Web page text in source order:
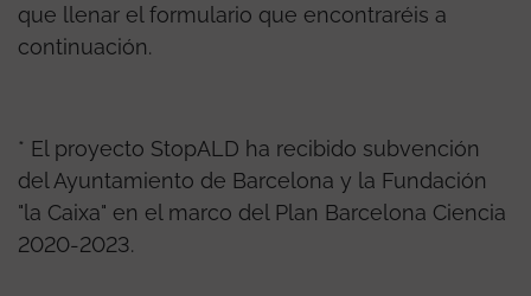
que llenar el formulario que encontraréis a
continuación.
* El proyecto StopALD ha recibido subvención
del Ayuntamiento de Barcelona y la Fundación
"la Caixa" en el marco del Plan Barcelona Ciencia
2020-2023.